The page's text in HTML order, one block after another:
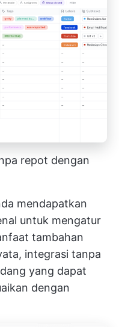
repot dengan
mendapatkan
untuk mengatur
tambahan
integrasi tanpa
yang dapat
dengan